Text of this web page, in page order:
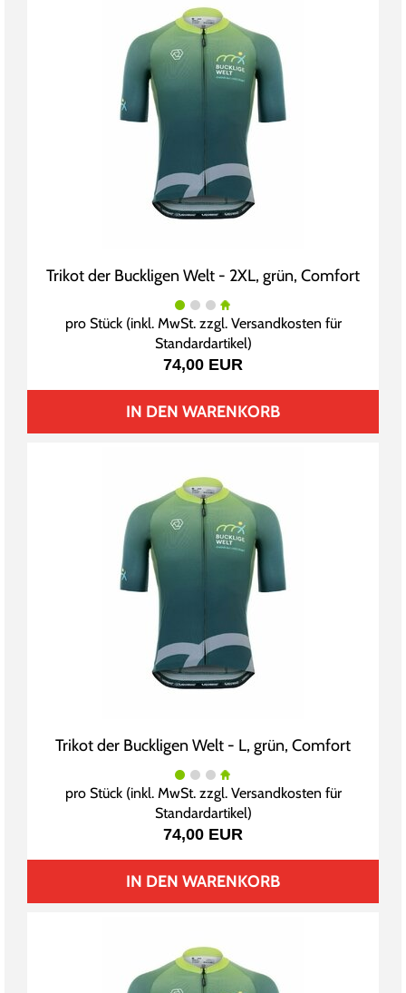
Trikot der Buckligen Welt - 2XL, grün, Comfort
pro Stück (inkl. MwSt. zzgl. Versandkosten für
Standardartikel)
74,00 EUR
IN DEN WARENKORB
Trikot der Buckligen Welt - L, grün, Comfort
pro Stück (inkl. MwSt. zzgl. Versandkosten für
Standardartikel)
74,00 EUR
IN DEN WARENKORB